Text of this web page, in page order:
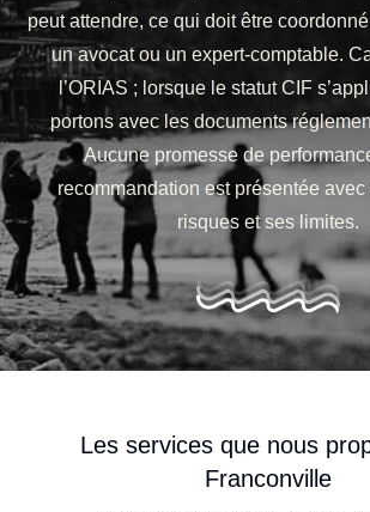
peut attendre, ce qui doit être
un avocat ou un expert-comptable.
l’ORIAS ; lorsque le statut CIF
portons avec les documents
Aucune promesse de
recommandation est présentée avec
risques et ses limites.
Les services que nous
Franconville